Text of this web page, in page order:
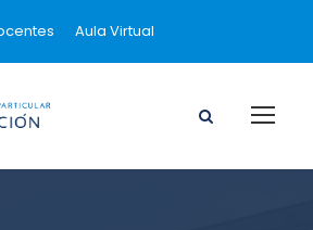
Aula Virtual